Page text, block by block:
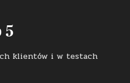
5
klientów i w testach